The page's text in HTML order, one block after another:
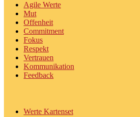
Agile Werte
Mut
Offenheit
Commitment
Fokus
Respekt
Vertrauen
Kommunikation
Feedback
Werte Kartenset